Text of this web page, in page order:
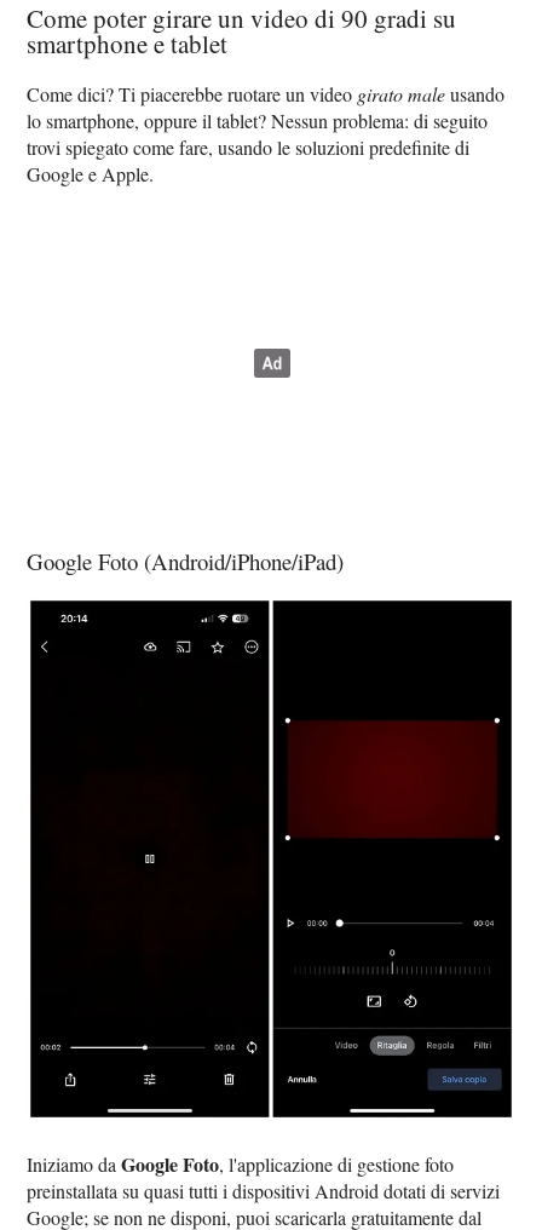
Come poter girare un video di 90 gradi su
smartphone e tablet
Come dici? Ti piacerebbe ruotare un video girato maleusando
lo smartphone, oppure il tablet? Nessun problema: di seguito
trovi spiegato come fare, usando le soluzioni predefinite di
Google e Apple.
Google Foto (Android/iPhone/iPad)
Iniziamo daGoogle Foto, l'applicazione di gestione foto
preinstallata su quasi tutti i dispositivi Android dotati di servizi
Google; se non ne disponi, puoi scaricarla gratuitamente dal